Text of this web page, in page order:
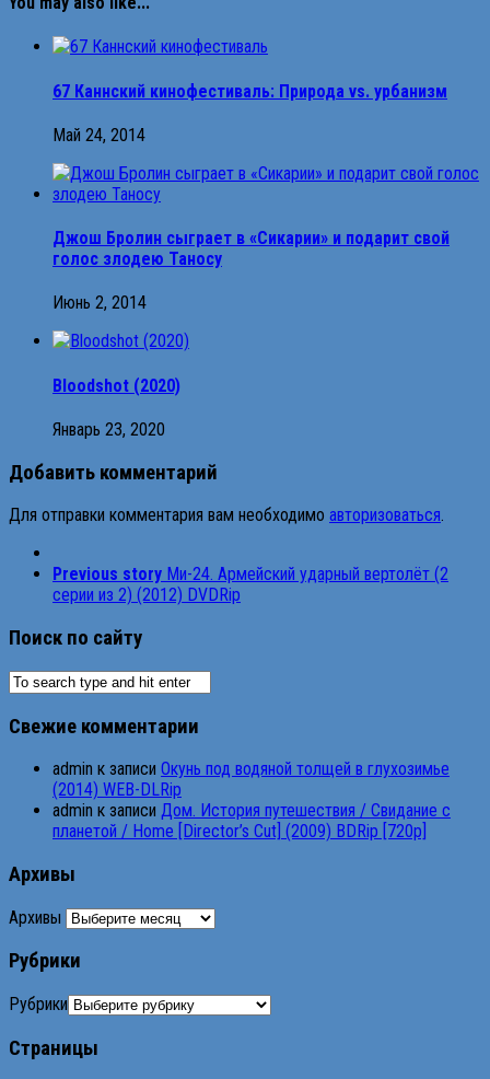
67 Каннский кинофестиваль: Природа vs. урбанизм
Май 24, 2014
Джош Бролин сыграет в «Сикарии» и подарит свой
голос злодею Таносу
Июнь 2, 2014
Bloodshot (2020)
Январь 23, 2020
Добавить комментарий
Для отправки комментария вам необходимо авторизоваться.
Previous story Ми-24. Армейский ударный вертолёт (2
серии из 2) (2012) DVDRip
Поиск по сайту
Свежие комментарии
admin к записи Окунь под водяной толщей в глухозимье
(2014) WEB-DLRip
admin к записи Дом. История путешествия / Свидание с
планетой / Home [Director’s Cut] (2009) BDRip [720p]
Архивы
Архивы
Рубрики
Рубрики
Страницы